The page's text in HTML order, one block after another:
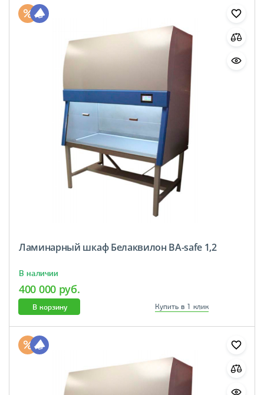
Ламинарный шкаф Белаквилон BA-safe 1,2
В наличии
400 000 руб.
В корзину Купить в 1 клик